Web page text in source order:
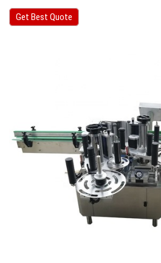
Get Best Quote